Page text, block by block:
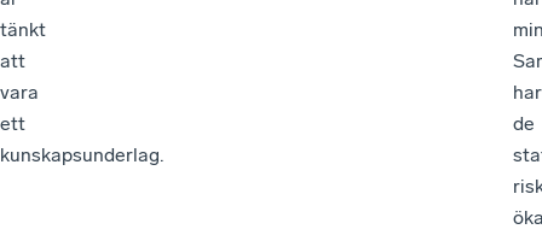
tänkt
att
vara
ett
kunskapsunderlag.
har
de